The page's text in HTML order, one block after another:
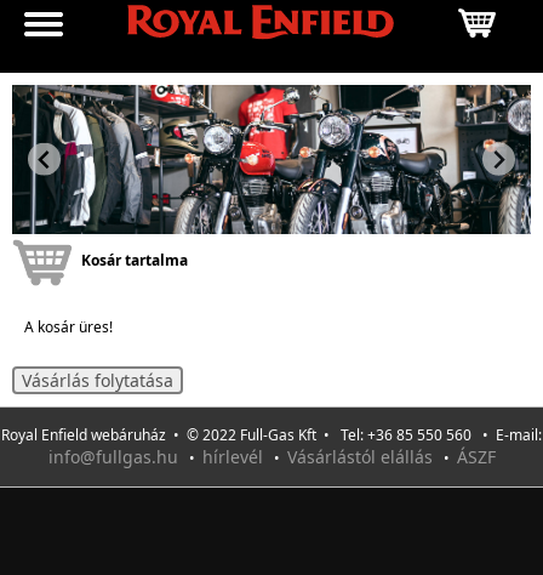
Kosár tartalma
A kosár üres!
Vásárlás folytatása
Royal Enfield webáruház • © 2022 Full-Gas Kft • Tel: +36 85 550 560 • E-mail:
info@fullgas.hu • hírlevél • Vásárlástól elállás • ÁSZF